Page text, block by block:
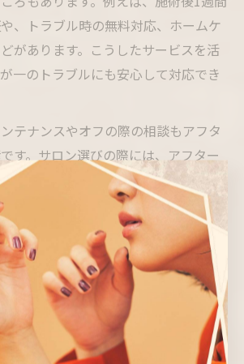
、トラブル時の無料対応、ホームケ
があります。こうしたサービスを活
一のトラブルにも安心して対応でき
テナンスやオフの際の相談もアフタ
す。サロン選びの際には、アフター
前に確認しておくと安心です。特に
う理由は何ですか？」という質問に
感やサポート体制を重視する方が多い
「困った時にすぐ相談できて心強
で安心して新しいデザインに挑戦で
寄せられています。アフターサービス
長く快適に通えるネイルサロンライフ